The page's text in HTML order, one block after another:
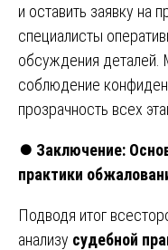
и оставить заявку на
специалисты
обсуждения деталей.
соблюдение
прозрачность всех
⏺️ Заключение:
практики
Подводя итог
анализу судебной